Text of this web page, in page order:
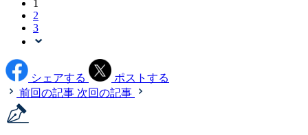
1
2
3
シェアする
ポストする
前回の記事 次回の記事